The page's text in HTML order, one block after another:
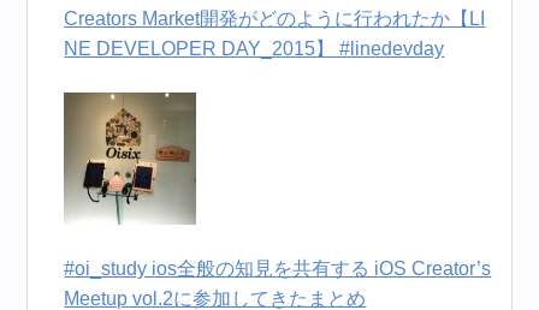
Creators Market開発がどのように行われたか【LI
NE DEVELOPER DAY_2015】 #linedevday
#oi_study ios全般の知見を共有する iOS Creator’s
Meetup vol.2に参加してきたまとめ